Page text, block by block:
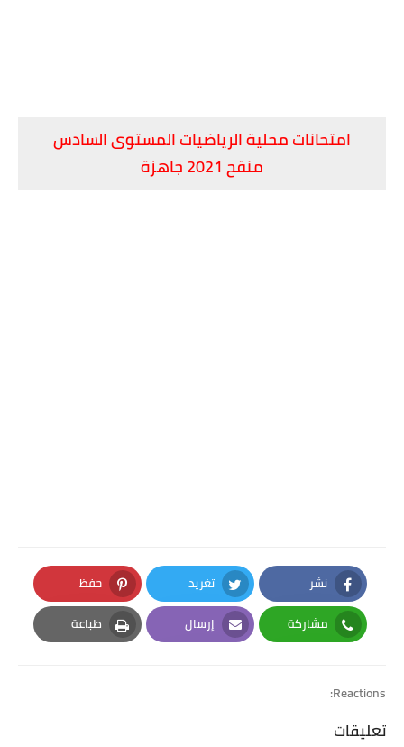
امتحانات محلية الرياضيات المستوى السادس
منقح 2021 جاهزة
نشر
Facebook
تغريد
Twitter
حفظ
Pinterest
مشاركة
Whatsapp
إرسال
Email
طباعة
Print
Reactions:
تعليقات